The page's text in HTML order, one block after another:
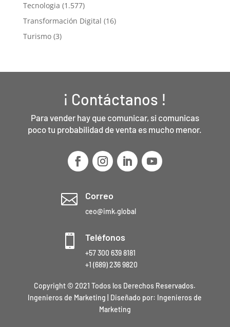
Tecnologia (1.577)
Transformación Digital (16)
Turismo(3)
¡ Contáctanos !
Para vender hay que comunicar, si comunicas
poco tu probabilidad de venta es mucho menor.
 Correo
ceo@imk.global
 Teléfonos
+57 300 639 8181
+1 (689) 236 9820
Copyright © 2021 Todos los Derechos Reservados.
Ingenieros de Marketing | Diseñado por: Ingenieros de
Marketing